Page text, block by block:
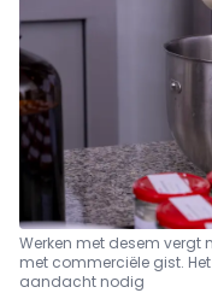
Werken met desem vergt
met commerciële gist.
aandacht nodig